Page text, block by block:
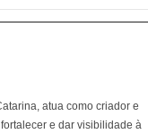
atua como criador e
e dar visibilidade à